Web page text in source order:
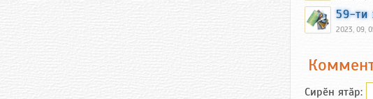
59-ти
2023, 09,
Сирӗн ятӑp: